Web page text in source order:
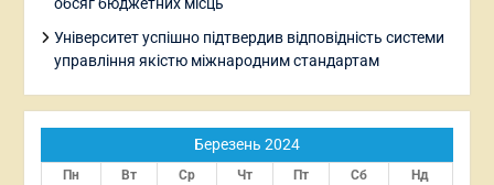
обсяг бюджетних місць
Університет успішно підтвердив відповідність системи
управління якістю міжнародним стандартам
Березень 2024
Пн Вт Ср Чт Пт Сб
Нд